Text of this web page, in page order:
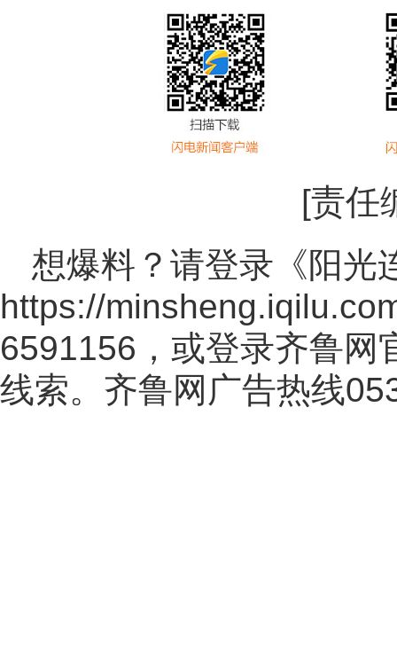
[责任
想爆料？请登录《阳光
https://
6591156，或登录齐鲁网
线索。齐鲁网广告热线